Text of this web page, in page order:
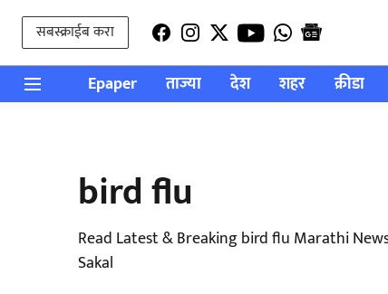
सबस्क्राईब करा
Epaper ताज्या देश शहर क्रीडा
bird flu
Read Latest & Breaking bird flu Marathi
Sakal